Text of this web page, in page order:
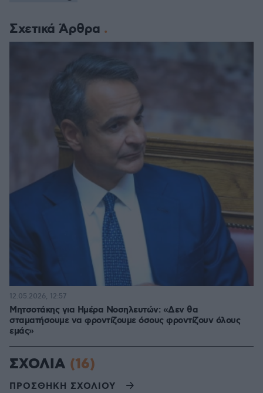
Σχετικά Άρθρα
Μητσοτάκης για Ημέρα Νοσηλευτών: «Δεν θα
σταματήσουμε να φροντίζουμε όσους φροντίζουν όλους
εμάς»
12.05.2026, 12:57
ΣΧΟΛΙΑ (16)
ΠΡΟΣΘΗΚΗ ΣΧΟΛΙΟΥ